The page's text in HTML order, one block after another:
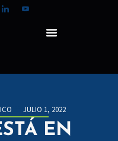
JULIO 1, 2022
EN